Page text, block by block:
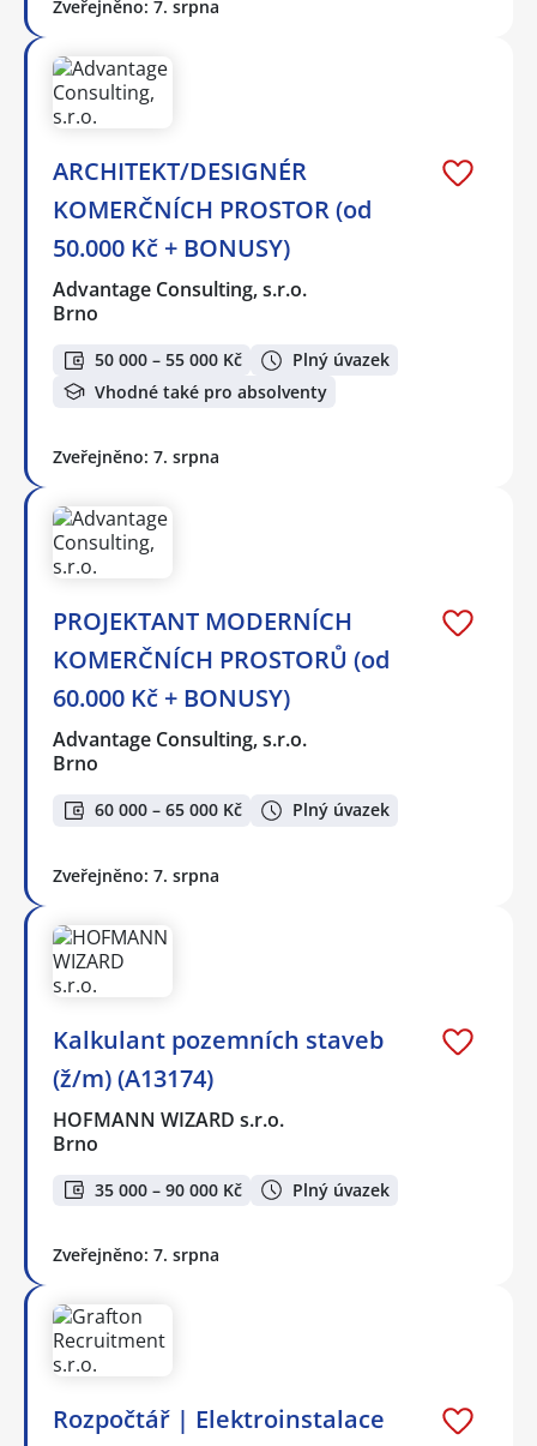
Zveřejněno: 7. srpna
ARCHITEKT/DESIGNÉR
KOMERČNÍCH PROSTOR (od
50.000 Kč + BONUSY)
Advantage Consulting, s.r.o.
Brno
50 000 – 55 000 Kč
Plný úvazek
Vhodné také pro absolventy
Zveřejněno: 7. srpna
PROJEKTANT MODERNÍCH
KOMERČNÍCH PROSTORŮ (od
60.000 Kč + BONUSY)
Advantage Consulting, s.r.o.
Brno
60 000 – 65 000 Kč Plný úvazek
Zveřejněno: 7. srpna
Kalkulant pozemních staveb
(ž/m) (A13174)
HOFMANN WIZARD s.r.o.
Brno
35 000 – 90 000 Kč Plný úvazek
Zveřejněno: 7. srpna
Rozpočtář | Elektroinstalace